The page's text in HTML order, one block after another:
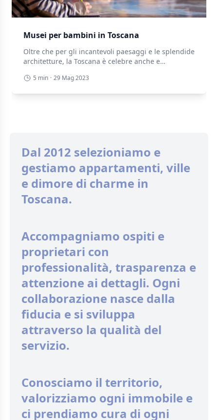
Musei per bambini in Toscana
Oltre che per gli incantevoli paesaggi e le splendide
architetture, la Toscana è celebre anche e
coprono un po’ tutti gli interessi. Tra questi molti
5 min · 29 Mag 2023
Dal 2012 selezioniamo e
gestiamo appartamenti, ville
e dimore di charme in
Toscana.
Accompagniamo ospiti e
proprietari con
professionalità, trasparenza e
attenzione ai dettagli. Ogni
collaborazione nasce dalla
fiducia e si sviluppa
attraverso la qualità del
servizio.
Conosciamo il territorio,
valorizziamo ogni immobile e
ci prendiamo cura di ogni